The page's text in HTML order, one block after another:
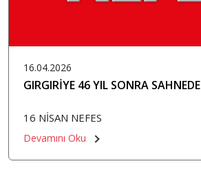
16.04.2026
GIRGIRİYE 46 YIL SONRA SAHNEDE
16 NİSAN NEFES
Devamını Oku